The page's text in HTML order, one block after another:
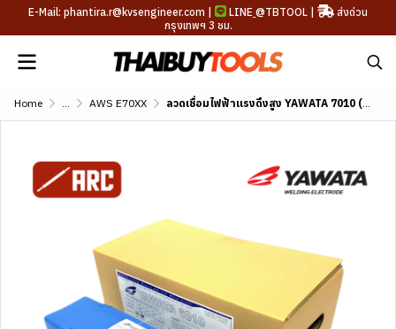
E-Mail: phantira.r@kvsengineer.com | LINE @TBTOOL |
ส่งด่วน
กรุงเทพฯ 3 ชม.
Home ... AWS E70XX ลวดเชื่อมไฟฟ้าแรงดึงสูง YAWATA 7010 (AWS A5.5 E7010-G)